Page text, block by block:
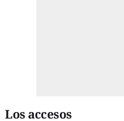
Los accesos